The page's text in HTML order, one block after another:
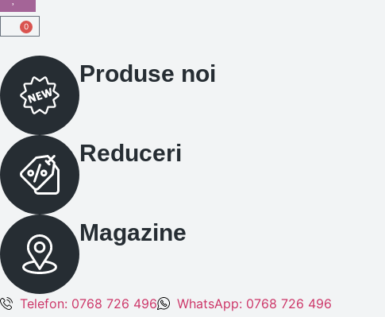
0
Produse noi
Reduceri
Magazine
Telefon: 0768 726 496 WhatsApp: 0768 726 496